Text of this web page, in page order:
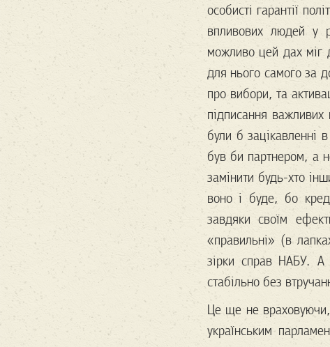
особисті гарантії
впливових людей у
можливо цей дах міг
для нього самого за
про вибори, та
підписання важливих
були б зацікавленні
був би партнером, а
замінити будь-хто
воно і буде, бо
завдяки своїм
«правильні» (в
зірки справ НАБУ. А
стабільно без
Це ще не
українським